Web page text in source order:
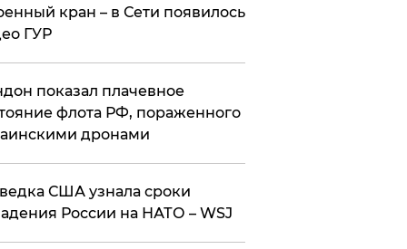
кран – в Сети появилось
ГУР
показал плачевное
флота РФ, пораженного
дронами
США узнала сроки
России на НАТО – WSJ